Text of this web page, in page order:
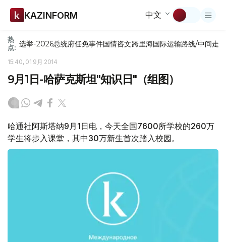
KAZINFORM 中文
热
点: 选举-2026总统府任免事件国情咨文跨里海国际运输路线/中间走廊
15:40, 01 9月 2014
9月1日-哈萨克斯坦"知识日"（组图）
哈通社阿斯塔纳9月1日电，今天全国7600所学校的260万
学生将步入课堂，其中30万新生首次踏入校园。